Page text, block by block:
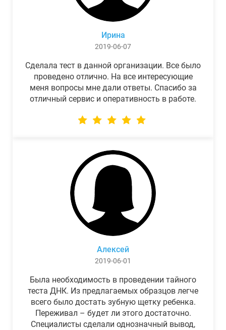
Ирина
2019-06-07
Сделала тест в данной организации. Все было
проведено отлично. На все интересующие
меня вопросы мне дали ответы. Спасибо за
отличный сервис и оперативность в работе.
Алексей
2019-06-01
Была необходимость в проведении тайного
теста ДНК. Из предлагаемых образцов легче
всего было достать зубную щетку ребенка.
Переживал – будет ли этого достаточно.
Специалисты сделали однозначный вывод,